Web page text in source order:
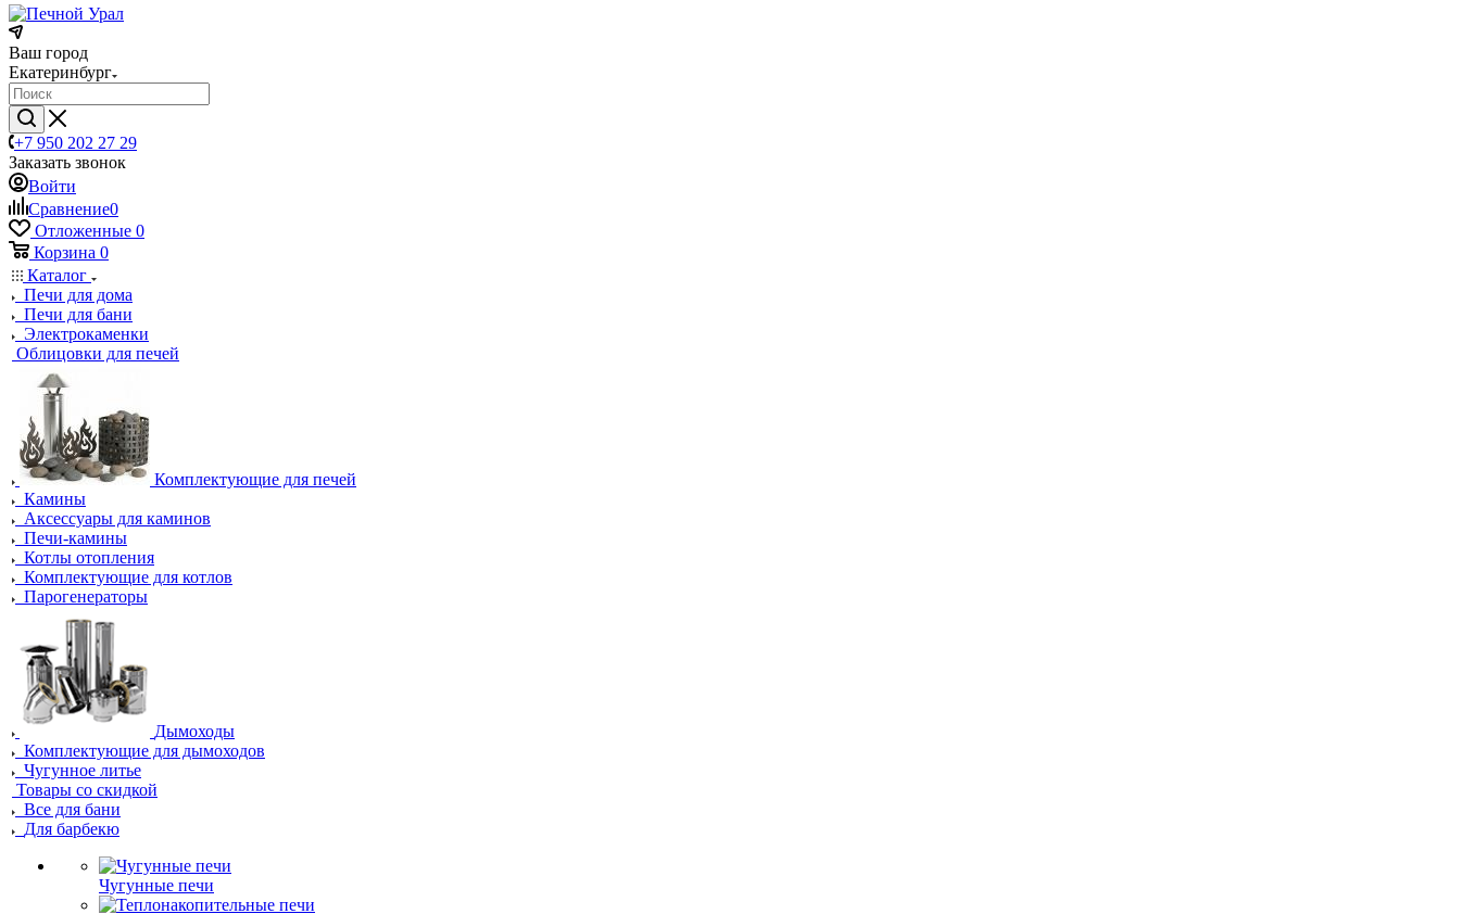
Ваш город
Екатеринбург
+7 950 202 27 29
Заказать звонок
Войти
Сравнение0
Отложенные 0
Корзина 0
Каталог
Печи для дома
Печи для бани
Электрокаменки
Облицовки для печей
Комплектующие для печей
Камины
Аксессуары для каминов
Печи-камины
Котлы отопления
Комплектующие для котлов
Парогенераторы
Дымоходы
Комплектующие для дымоходов
Чугунное литье
Товары со скидкой
Все для бани
Для барбекю
Чугунные печи